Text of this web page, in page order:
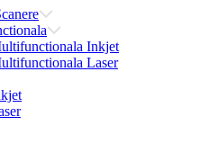
Inkjet
Laser